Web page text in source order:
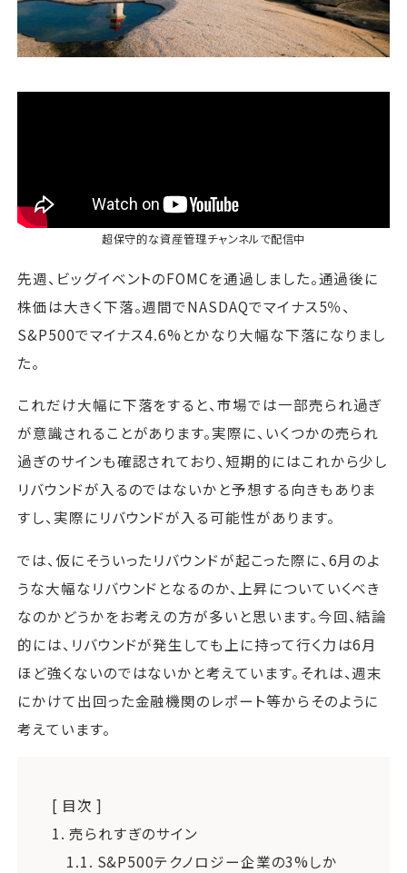
超保守的な資産管理チャンネルで配信中
先週、ビッグイベントのFOMCを通過しました。通過後に
株価は大きく下落。週間でNASDAQでマイナス5％、
S&P500でマイナス4.6%とかなり大幅な下落になりまし
た。
これだけ大幅に下落をすると、市場では一部売られ過ぎ
が意識されることがあります。実際に、いくつかの売られ
過ぎのサインも確認されており、短期的にはこれから少し
リバウンドが入るのではないかと予想する向きもありま
すし、実際にリバウンドが入る可能性があります。
では、仮にそういったリバウンドが起こった際に、6月のよ
うな大幅なリバウンドとなるのか、上昇についていくべき
なのかどうかをお考えの方が多いと思います。今回、結論
的には、リバウンドが発生しても上に持って行く力は6月
ほど強くないのではないかと考えています。それは、週末
にかけて出回った金融機関のレポート等からそのように
考えています。
[ 目次 ]
1. 売られすぎのサイン
1.1. S&P500テクノロジー企業の3%しか